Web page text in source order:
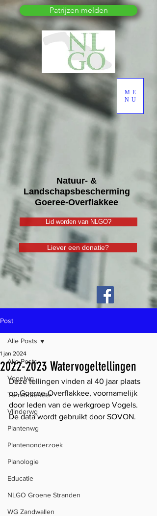
Natuur- &
Landschapsbescherming
Goeree-Overflakkee
ME
NU
Lid worden van NLGO?
Liever een donatie?
Patrijzen melden
Post
Alle Posts
Vogelwg
Terreinbeheer
Vlinderwg
Plantenwg
Plantenonderzoek
Planologie
Educatie
NLGO Groene Stranden
WG Zandwallen
Alle Posts
2022-2023 Watervogeltellingen
1 jan 2024
Deze tellingen vinden al 40 jaar plaats
op Goeree-Overflakkee, voornamelijk
door leden van de werkgroep Vogels.
De data wordt gebruikt door SOVON.